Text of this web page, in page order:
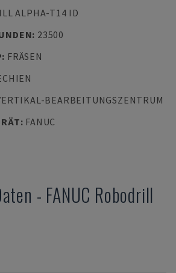
ALPHA-T14 ID
: 23500
: FRÄSEN
BEARBEITUNGSZENTRUM
: FANUC
- FANUC Robodrill